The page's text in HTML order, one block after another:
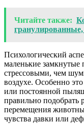
Читайте также:
Психологический
маленькие замкнутые
стрессовыми, чем
воздухе. Особенно
или постоянной
правильно подобрать
перемещения
чувства давки или